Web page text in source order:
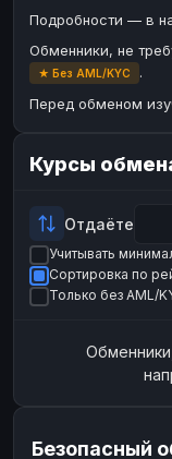
Paxum
Perfect Money
Payoneer
Binance
Подробности — в
Обменники, не
★ Без AML/KYC
.
Перед обменом
Курсы
Отдаёте
Учитывать
Сортировка по
Только без AML/
Безопасный